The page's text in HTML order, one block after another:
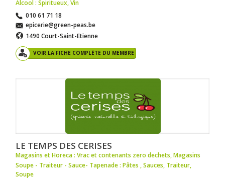
Alcool : Spiritueux,Vin
010 61 71 18
epicerie@green-peas.be
1490 Court-Saint-Etienne
VOIR LA FICHE COMPLÈTE DU MEMBRE
LE TEMPS DES CERISES
Magasins et Horeca : Vrac et contenants zero dechets,Magasins
Soupe - Traiteur - Sauce- Tapenade : Pâtes ,Sauces, Traiteur,
Soupe